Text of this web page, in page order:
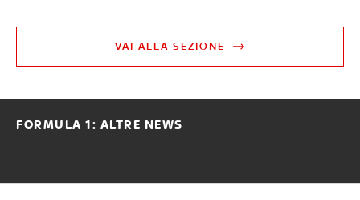
VAI ALLA SEZIONE
FORMULA 1: ALTRE NEWS